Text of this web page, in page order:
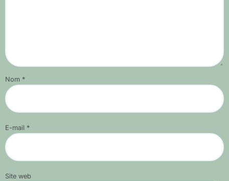
Nom *
E-mail *
Site web